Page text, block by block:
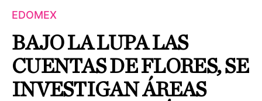
EDOMEX
BAJO LA LUPA LAS
CUENTAS DE FLORES, SE
INVESTIGAN ÁREAS